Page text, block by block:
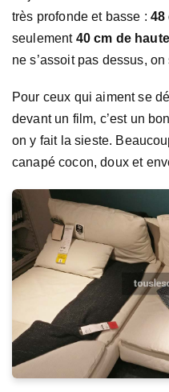
très profonde et basse :48
seulement 40 cm de
ne s’assoit pas dessus, on
Pour ceux qui aiment se
devant un film, c’est un
on y fait la sieste.
canapé cocon, doux et